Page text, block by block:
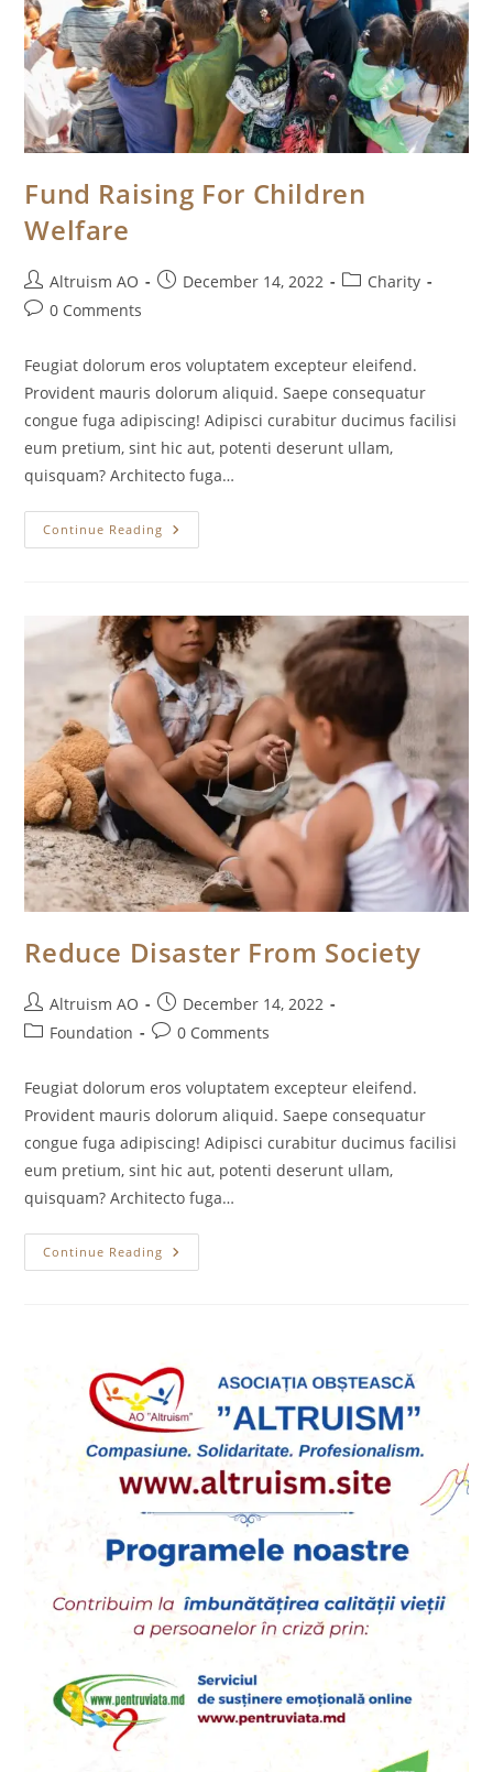
Fund Raising For Children
Welfare
Post
author:
Altruism AO
PostDecember 14, 2022
PostCharity
Post0 Comments
Feugiat dolorum eros voluptatem excepteur eleifend.
Provident mauris dolorum aliquid. Saepe consequatur
congue fuga adipiscing! Adipisci curabitur ducimus facilisi
eum pretium, sint hic aut, potenti deserunt ullam,
quisquam? Architecto fuga…
Continue Reading Fund
Raising
Reduce Disaster From Society
Post
author:
Altruism AO
Post
published:
December 14, 2022
PostFoundation
Post0 Comments
Feugiat dolorum eros voluptatem excepteur eleifend.
Provident mauris dolorum aliquid. Saepe consequatur
congue fuga adipiscing! Adipisci curabitur ducimus facilisi
eum pretium, sint hic aut, potenti deserunt ullam,
quisquam? Architecto fuga…
Continue Reading Reduce
Disaster